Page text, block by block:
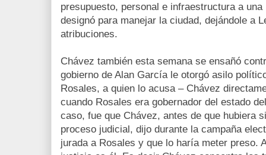
presupuesto, personal e infraestructura a
designó para manejar la ciudad, dejándole a
atribuciones.
Chávez también esta semana se ensañó
gobierno de Alan García le otorgó asilo
Rosales, a quien lo acusa – Chávez
cuando Rosales era gobernador del estado
caso, fue que Chávez, antes de que hubiera
proceso judicial, dijo durante la campaña
jurada a Rosales y que lo haría meter preso.